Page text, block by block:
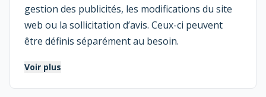
gestion des publicités, les modifications du site
web ou la sollicitation d’avis. Ceux-ci peuvent
être définis séparément au besoin.
Voir plus